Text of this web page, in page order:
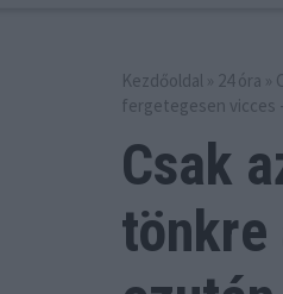
Kezdőoldal » 24 óra »
fergetegesen vicces
Csak
tönkre